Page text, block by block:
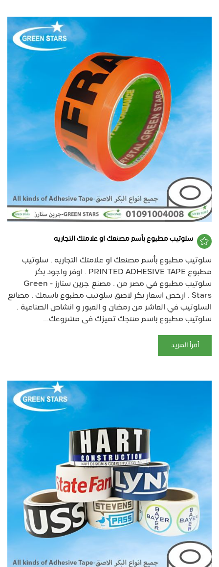
سلوتيب مطبوع بأسم مصنعك او علامتك التجاريه
سلوتيب مطبوع بأسم مصنعك او علامتك التجاريه . سلوتيب
مطبوع PRINTED ADHESIVE TAPE . اوفر واجود بكر
سلوتيب مطبوع في مصر من . مصنع جرين ستارز - Green
Stars . ارخص اسعار بكر لاصق سلوتيب مطبوع باسمك . مصانع
السلوتيب في العاشر من رمضان و العبور و انشاص الصناعية .
سلوتيب مطبوع باسم منتجك تميزك فى مشروعك...
أقرأ المزيد